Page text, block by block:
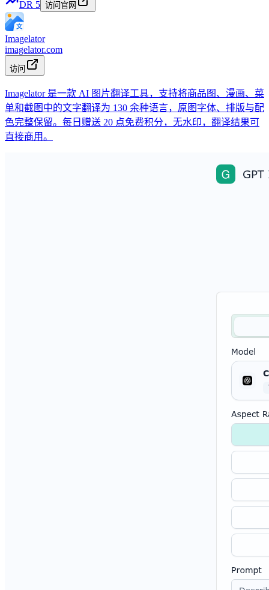
DR 5 访问官网
Imagelator
imagelator.com
访问
Imagelator 是一款 AI 图片翻译工具，支持将商品图、漫画、菜
单和截图中的文字翻译为 130 余种语言，原图字体、排版与配
色完整保留。每日赠送 20 点免费积分，无水印，翻译结果可
直接商用。